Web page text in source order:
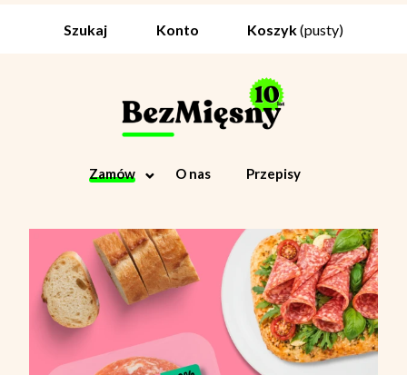
Zamów O nas Przepisy
Szukaj Konto Koszyk(pusty)